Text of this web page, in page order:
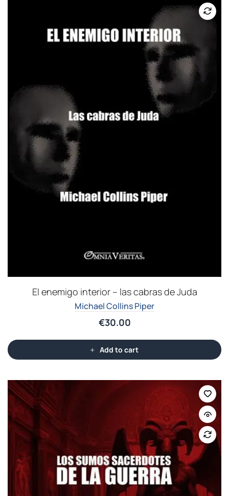
El enemigo interior – las cabras de Juda
Michael Collins Piper
€30.00
Add to cart